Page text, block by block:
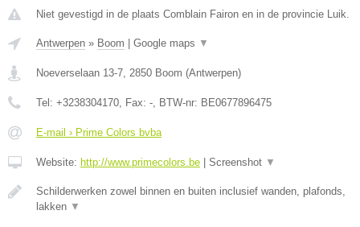
Niet gevestigd in de plaats Comblain Fairon en in de provincie Luik.
Antwerpen » Boom Google maps ▼
Noeverselaan 13-7, 2850 Boom (Antwerpen)
Tel: +3238304170, Fax: -, BTW-nr: BE0677896475
E-mail › Prime Colors bvba
Website: http://www.primecolors.be Screenshot ▼
Schilderwerken zowel binnen en buiten inclusief wanden, plafonds,
lakken ▼